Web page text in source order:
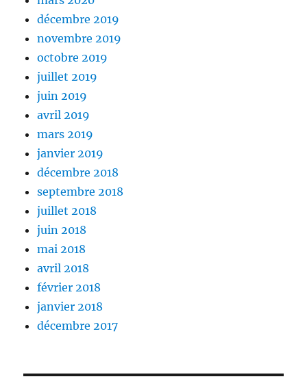
décembre 2019
novembre 2019
octobre 2019
juillet 2019
juin 2019
avril 2019
mars 2019
janvier 2019
décembre 2018
septembre 2018
juillet 2018
juin 2018
mai 2018
avril 2018
février 2018
janvier 2018
décembre 2017